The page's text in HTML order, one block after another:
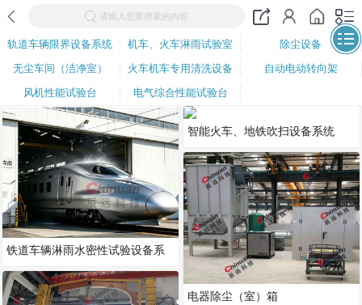
请输入您要搜索的内容
轨道车辆限界设备系统 机车、火车淋雨试验室
除尘设备
无尘车间（洁净室）
火车机车专用清洗设备
自动电动转向架
风机性能试验台
电气综合性能试验台
铁道车辆淋雨水密性试验设备系
智能火车、地铁吹扫设备系统
电器除尘（室）箱